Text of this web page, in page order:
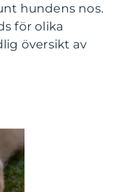
hundens nos.
för olika
översikt av